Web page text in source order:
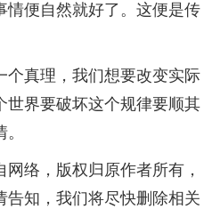
情便自然就好了。这便是传
真理，我们想要改变实际
世界要破坏这个规律要顺其
络，版权归原作者所有，
告知，我们将尽快删除相关